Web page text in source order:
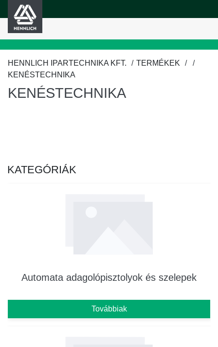
tartalomra
HENNLICH IPARTECHNIKA KFT.
TERMÉKEK
KENÉSTECHNIKA
KENÉSTECHNIKA
KATEGÓRIÁK
Automata adagolópisztolyok és szelepek
Továbbiak